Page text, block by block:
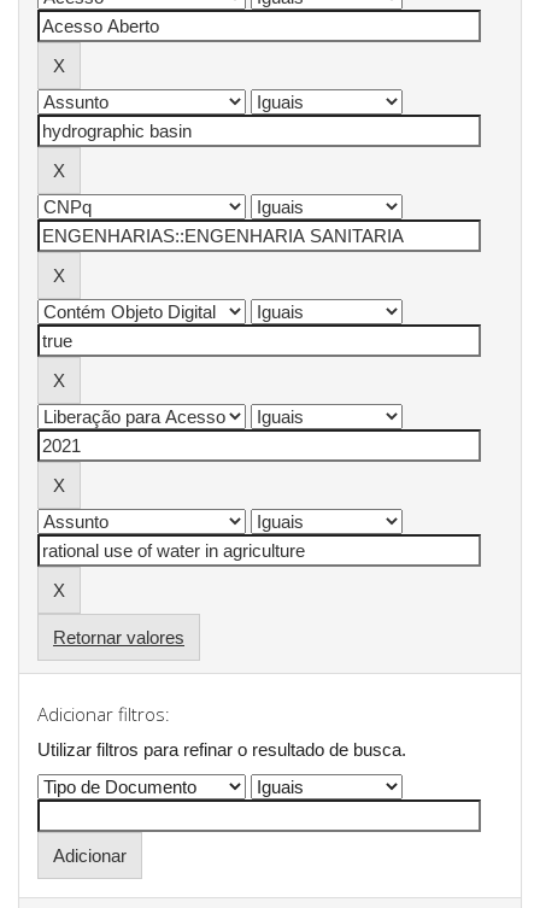
Retornar valores
Adicionar filtros:
Utilizar filtros para refinar o resultado de busca.